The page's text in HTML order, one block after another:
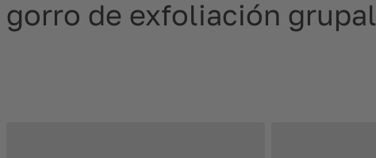
gorro de exfoliación grupal